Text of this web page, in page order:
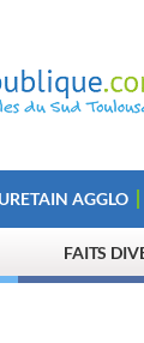
AGGLO
FAITS